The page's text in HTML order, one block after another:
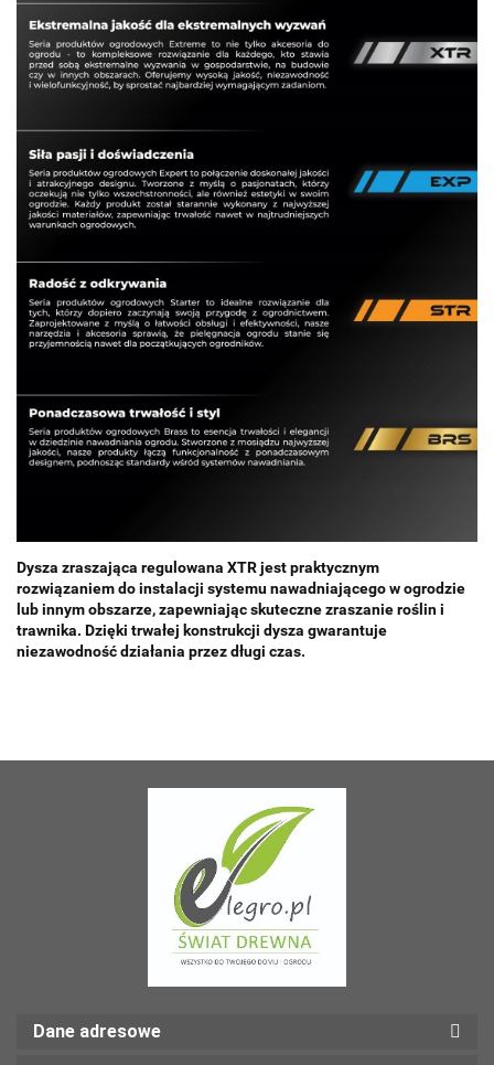
Dysza zraszająca regulowana XTR jest praktycznym
rozwiązaniem do instalacji systemu nawadniającego w ogrodzie
lub innym obszarze, zapewniając skuteczne zraszanie roślin i
trawnika. Dzięki trwałej konstrukcji dysza gwarantuje
niezawodność działania przez długi czas.
Dane adresowe